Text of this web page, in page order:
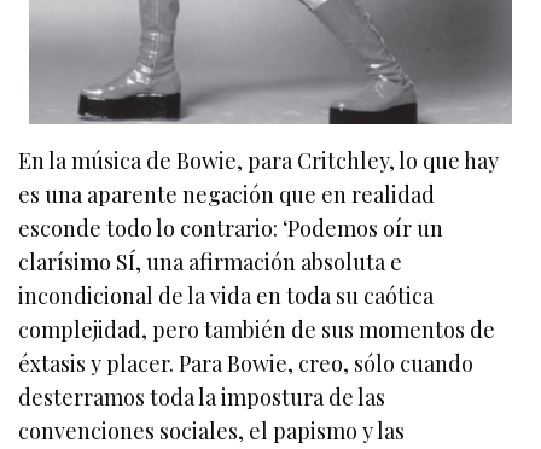
En la música de Bowie, para Critchley, lo que hay
es una aparente negación que en realidad
esconde todo lo contrario: ‘Podemos oír un
clarísimo SÍ, una afirmación absoluta e
incondicional de la vida en toda su caótica
complejidad, pero también de sus momentos de
éxtasis y placer. Para Bowie, creo, sólo cuando
desterramos toda la impostura de las
convenciones sociales, el papismo y las